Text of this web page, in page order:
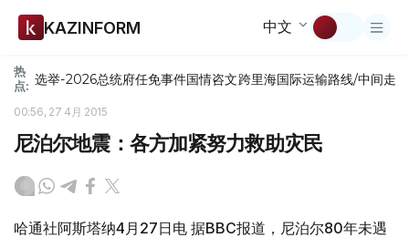
KAZINFORM 中文
热
点: 选举-2026总统府任免事件国情咨文跨里海国际运输路线/中间走廊
00:56, 27 4月 2015
尼泊尔地震：各方加紧努力救助灾民
哈通社阿斯塔纳4月27日电 据BBC报道，尼泊尔80年未遇